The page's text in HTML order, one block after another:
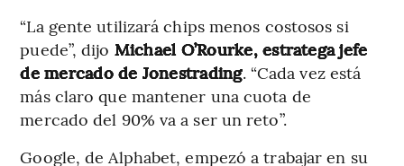
“La gente utilizará chips menos costosos si
puede”, dijo Michael O’Rourke, estratega jefe
de mercado de Jonestrading. “Cada vez está
más claro que mantener una cuota de
mercado del 90% va a ser un reto”.
Google, de Alphabet, empezó a trabajar en su